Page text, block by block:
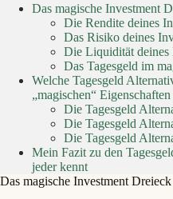
Das magische Investment
Die Rendite deines
Das Risiko deines
Die Liquidität deines
Das Tagesgeld im
Welche Tagesgeld
„magischen“
Die Tagesgeld
Die Tagesgeld
Die Tagesgeld
Mein Fazit zu den
jeder kennt
Das magische Investment Dreieck